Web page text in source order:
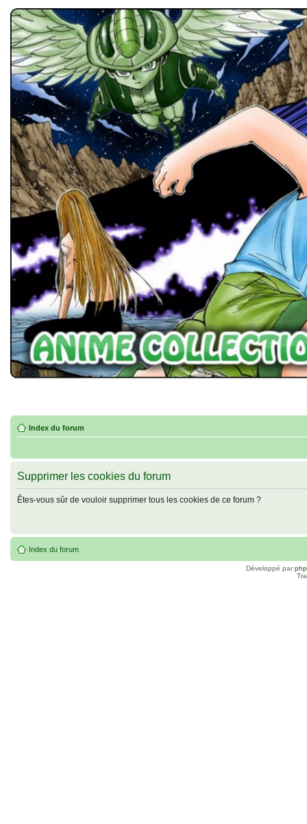
Index du forum
Supprimer les cookies du forum
Êtes-vous sûr de vouloir supprimer tous les cookies de ce forum ?
Index du forum
Développé par